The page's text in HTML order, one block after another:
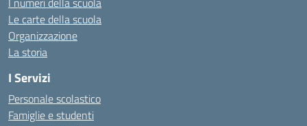
Le carte della scuola
Organizzazione
La storia
I Servizi
Personale scolastico
Famiglie e studenti